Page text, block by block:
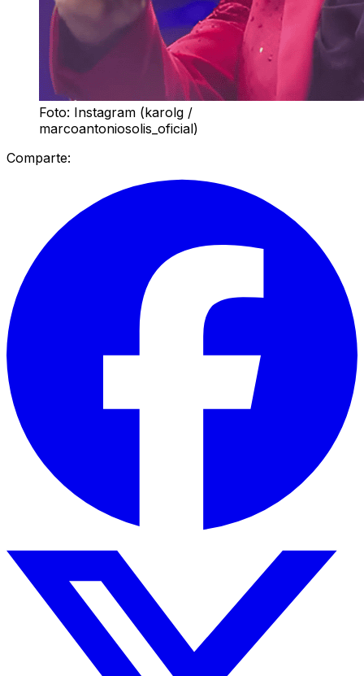
Foto: Instagram (karolg /
marcoantoniosolis_oficial)
Comparte: